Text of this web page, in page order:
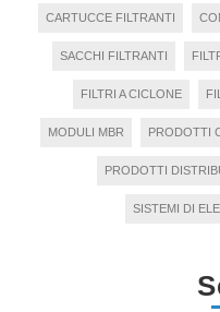
CARTUCCE FILTRANTI
SACCHI FILTRANTI
FILTRI A CICLONE
MODULI MBR PRODOTTI
PRODOTTI
SISTEMI DI